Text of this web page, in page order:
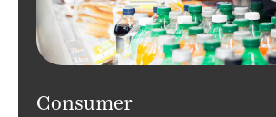
Consumer